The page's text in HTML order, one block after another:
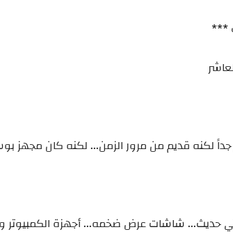
***
لكنه قديم من مرور الزمن... لكنه كان مجهز
حديث... شاشات عرض ضخمه... أجهزة الكمبيوتر